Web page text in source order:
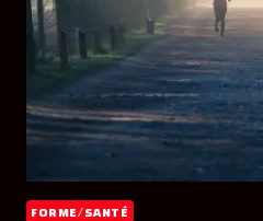
FORME/SANTÉ